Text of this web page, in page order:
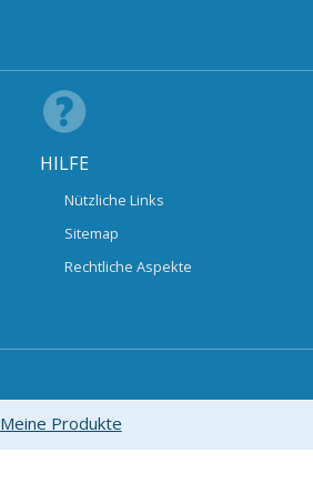
HILFE
Nützliche Links
Sitemap
Rechtliche Aspekte
Meine Produkte